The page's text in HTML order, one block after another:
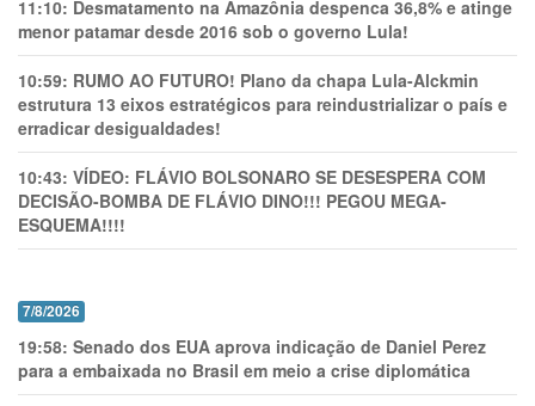
11:10: Desmatamento na Amazônia despenca 36,8% e atinge
menor patamar desde 2016 sob o governo Lula!
10:59: RUMO AO FUTURO! Plano da chapa Lula-Alckmin
estrutura 13 eixos estratégicos para reindustrializar o país e
erradicar desigualdades!
10:43: VÍDEO: FLÁVIO BOLSONARO SE DESESPERA COM
DECISÃO-BOMBA DE FLÁVIO DINO!!! PEGOU MEGA-
ESQUEMA!!!!
7/8/2026
19:58: Senado dos EUA aprova indicação de Daniel Perez
para a embaixada no Brasil em meio a crise diplomática